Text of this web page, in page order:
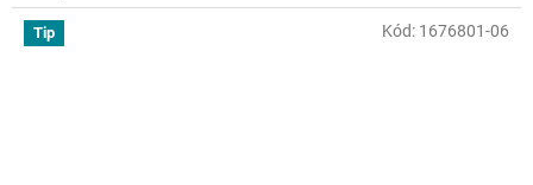
Tip Kód: 1676801-06